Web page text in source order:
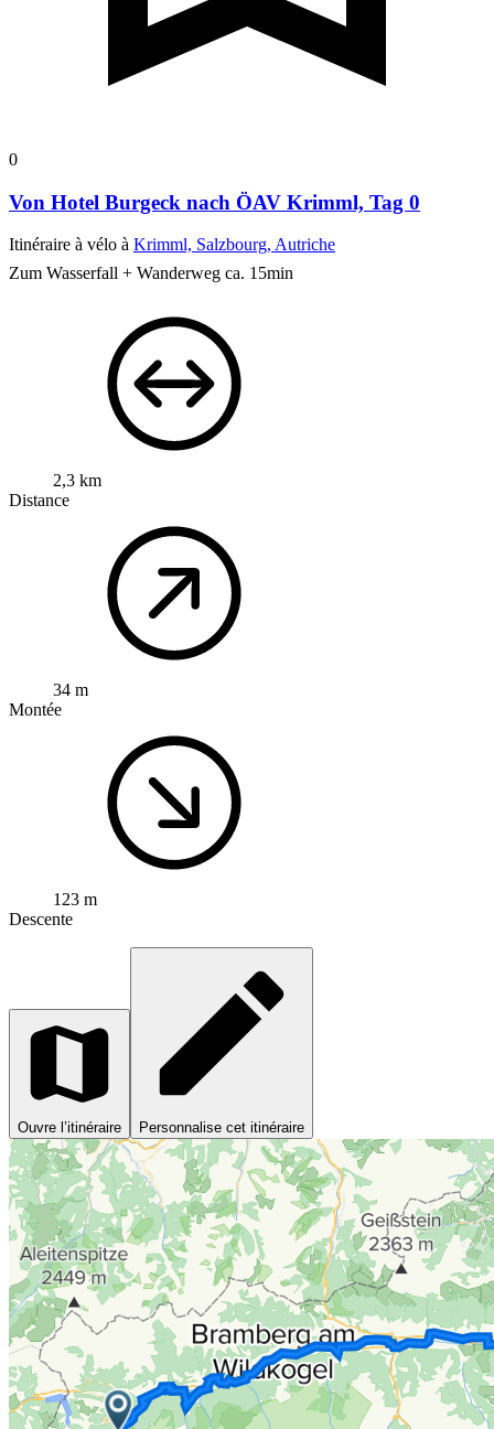
0
Von Hotel Burgeck nach ÖAV Krimml, Tag 0
Itinéraire à vélo à Krimml, Salzbourg, Autriche
Zum Wasserfall + Wanderweg ca. 15min
2,3 km
Distance
34 m
Montée
123 m
Descente
Ouvre l’itinéraire Personnalise cet itinéraire